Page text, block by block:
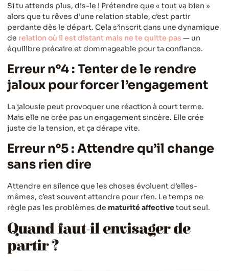
Si tu attends plus, dis-le ! Prétendre que « tout va bien »
alors que tu rêves d’une relation stable, c’est partir
perdante dès le départ. Cela s’inscrit dans une dynamique
de relation où il est distant mais ne te quitte pas — un
équilibre précaire et dommageable pour ta confiance.
Erreur n°4 : Tenter de le rendre
jaloux pour forcer l’engagement
La jalousie peut provoquer une réaction à court terme.
Mais elle ne crée pas un engagement sincère. Elle crée
juste de la tension, et ça dérape vite.
Erreur n°5 : Attendre qu’il change
sans rien dire
Attendre en silence que les choses évoluent d’elles-
mêmes, c’est souvent attendre pour rien. Le temps ne
règle pas les problèmes de maturité affectivetout seul.
Quand faut-il envisager de
partir ?